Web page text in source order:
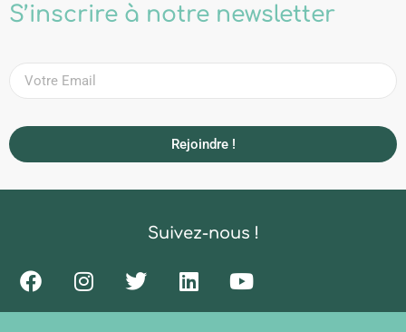
S’inscrire à notre newsletter
Rejoindre !
Suivez-nous !